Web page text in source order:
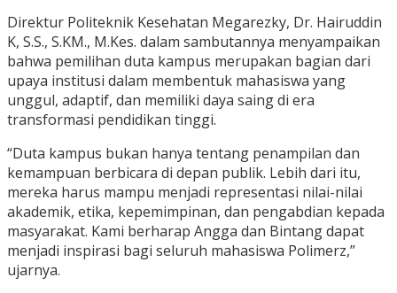
Direktur Politeknik Kesehatan Megarezky, Dr. Hairuddin
K, S.S., S.KM., M.Kes. dalam sambutannya menyampaikan
bahwa pemilihan duta kampus merupakan bagian dari
upaya institusi dalam membentuk mahasiswa yang
unggul, adaptif, dan memiliki daya saing di era
transformasi pendidikan tinggi.
“Duta kampus bukan hanya tentang penampilan dan
kemampuan berbicara di depan publik. Lebih dari itu,
mereka harus mampu menjadi representasi nilai-nilai
akademik, etika, kepemimpinan, dan pengabdian kepada
masyarakat. Kami berharap Angga dan Bintang dapat
menjadi inspirasi bagi seluruh mahasiswa Polimerz,”
ujarnya.